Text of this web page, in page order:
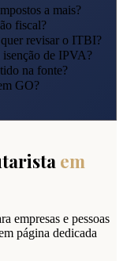
a mais?
fiscal?
revisar o ITBI?
de IPVA?
na fonte?
GO?
em
empresas e pessoas
página dedicada